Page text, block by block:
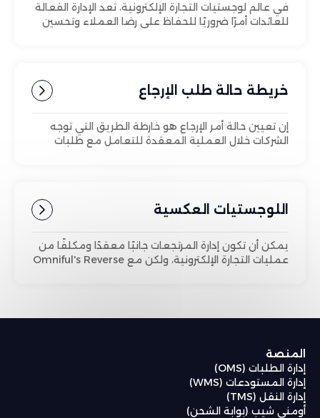
في عالم لوجستيات التجارة الإلكترونية، تعد الإدارة الفعالة
للعائدات أمرًا ضروريًا للحفاظ على رضا العملاء وتحسين
خريطة حالة طلب الإرجاع
إن تعيين حالة أمر الإرجاع هو خارطة الطريق التي توجه
الشركات خلال العملية المعقدة للتعامل مع طلبات
اللوجستيات العكسية
يمكن أن تكون إدارة المرتجعات جانبًا معقدًا ومكلفًا من
عمليات التجارة الإلكترونية، ولكن مع Omniful's Reverse
المنصة
إدارة الطلبات (OMS)
إدارة المستودعات (WMS)
إدارة النقل (TMS)
أومني شيب (بوابة الشحن)